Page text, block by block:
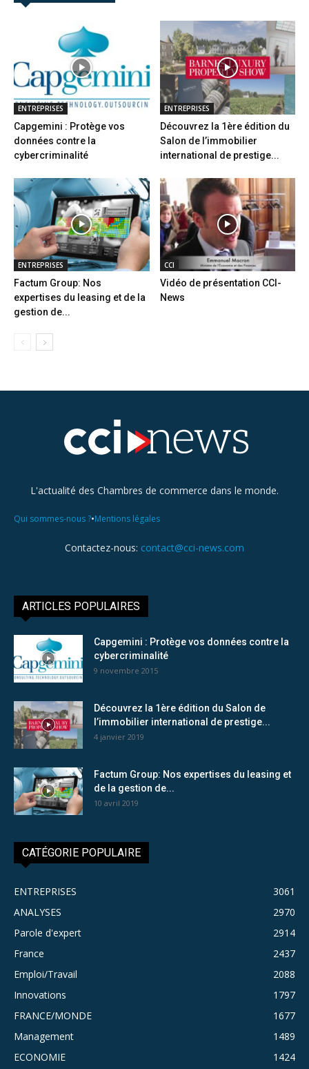
ENTREPRISES
Capgemini : Protège vos
données contre la
cybercriminalité
ENTREPRISES
Découvrez la 1ère édition du
Salon de l’immobilier
international de prestige...
ENTREPRISES
Factum Group: Nos
expertises du leasing et de la
gestion de...
CCI
Vidéo de présentation CCI-
News
L'actualité des Chambres de commerce dans le monde.
Qui sommes-nous ?•Mentions légales
Contactez-nous: contact@cci-news.com
ARTICLES POPULAIRES
Capgemini : Protège vos données contre la
cybercriminalité
9 novembre 2015
Découvrez la 1ère édition du Salon de
l’immobilier international de prestige...
4 janvier 2019
Factum Group: Nos expertises du leasing et
de la gestion de...
10 avril 2019
CATÉGORIE POPULAIRE
ENTREPRISES
3061
ANALYSES
2970
Parole d'expert
2914
France
2437
Emploi/Travail
2088
Innovations
1797
FRANCE/MONDE
1677
Management
1489
ECONOMIE
1424